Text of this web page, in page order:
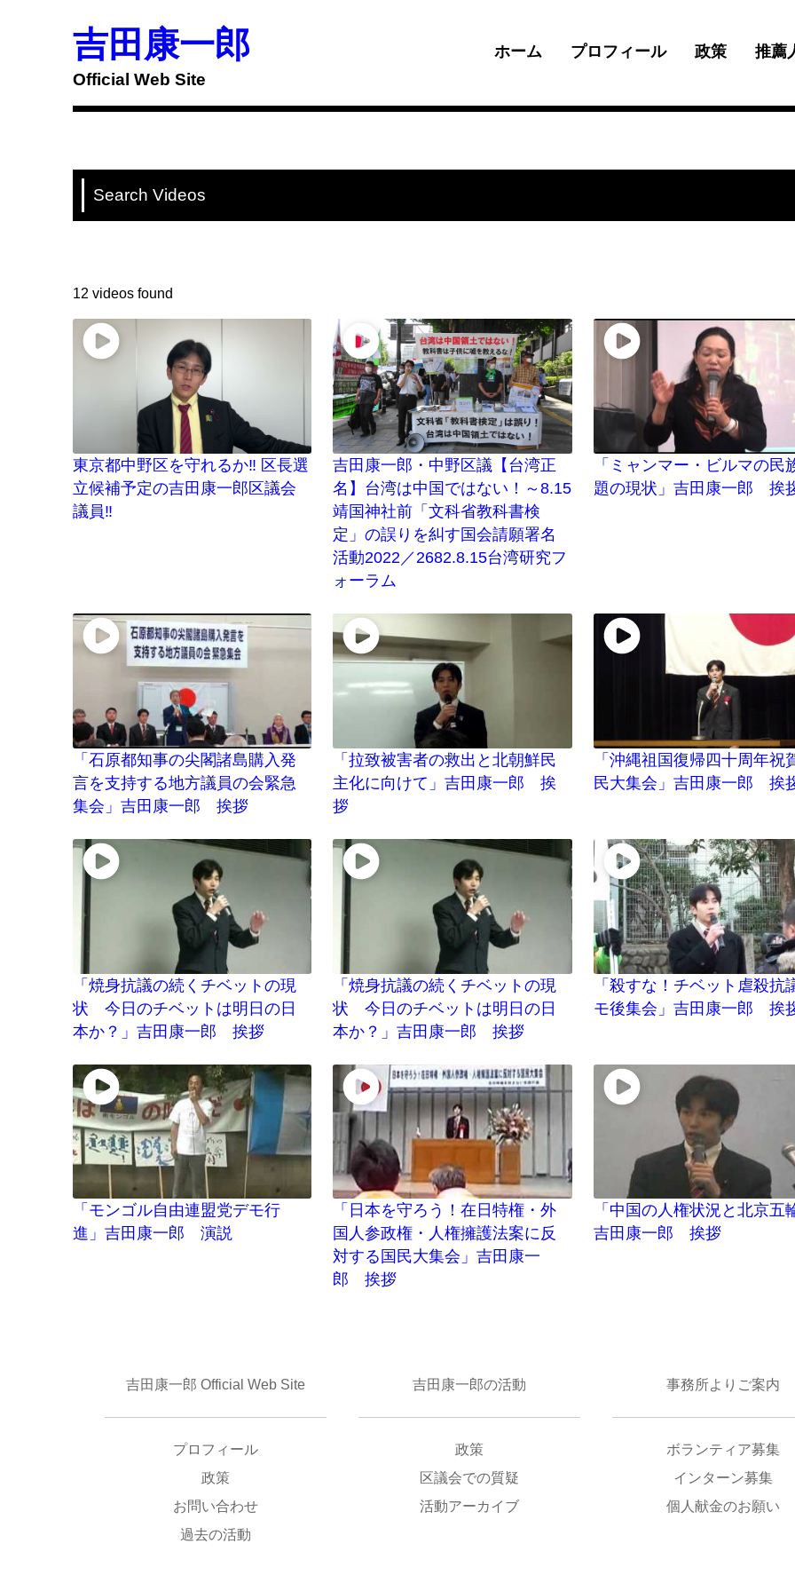
content
吉田康一郎
Official Web Site
ホーム プロフィール 政策 推薦
Search Videos
12 videos found
東京都中野区を守れるか‼ 区長選
立候補予定の吉田康一郎区議会
議員‼
吉田康一郎・中野区議【台湾正
名】台湾は中国ではない！～8.15
靖国神社前「文科省教科書検
定」の誤りを糾す国会請願署名
活動2022／2682.8.15台湾研究フ
ォーラム
「ミャンマー・ビルマの民
題の現状」吉田康一郎 挨
「石原都知事の尖閣諸島購入発
言を支持する地方議員の会緊急
集会」吉田康一郎 挨拶
「拉致被害者の救出と北朝鮮民
主化に向けて」吉田康一郎 挨
拶
「沖縄祖国復帰四十周年祝
民大集会」吉田康一郎 挨
「焼身抗議の続くチベットの現
状 今日のチベットは明日の日
本か？」吉田康一郎 挨拶
「焼身抗議の続くチベットの現
状 今日のチベットは明日の日
本か？」吉田康一郎 挨拶
「殺すな！チベット虐殺抗
モ後集会」吉田康一郎 挨
「モンゴル自由連盟党デモ行
進」吉田康一郎 演説
「日本を守ろう！在日特権・外
国人参政権・人権擁護法案に反
対する国民大集会」吉田康一
郎 挨拶
「中国の人権状況と北京五
吉田康一郎 挨拶
吉田康一郎 Official Web Site
プロフィール
政策
お問い合わせ
過去の活動
吉田康一郎の活動
政策
区議会での質疑
活動アーカイブ
事務所よりご案内
ボランティア募集
インターン募集
個人献金のお願い